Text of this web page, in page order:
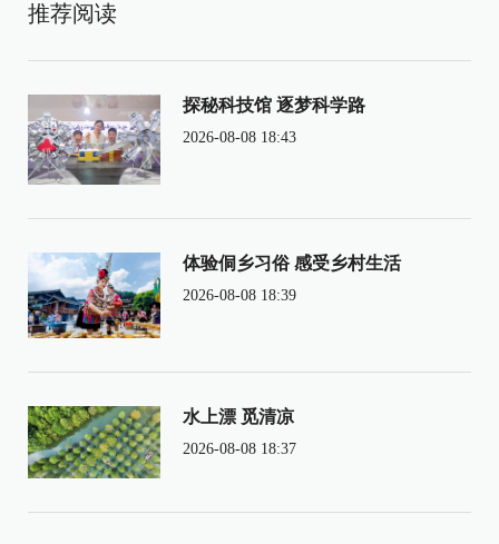
推荐阅读
探秘科技馆 逐梦科学路
2026-08-08 18:43
体验侗乡习俗 感受乡村生活
2026-08-08 18:39
水上漂 觅清凉
2026-08-08 18:37